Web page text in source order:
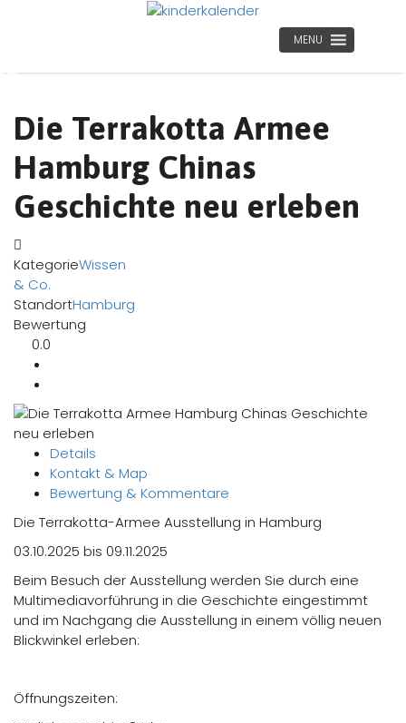
MENU
Die Terrakotta Armee
Hamburg Chinas
Geschichte neu erleben
KategorieWissen
& Co.
StandortHamburg
Bewertung
0.0
Details
Kontakt & Map
Bewertung & Kommentare
Die Terrakotta-Armee Ausstellung in Hamburg
03.10.2025 bis 09.11.2025
Beim Besuch der Ausstellung werden Sie durch eine
Multimediavorführung in die Geschichte eingestimmt
und im Nachgang die Ausstellung in einem völlig neuen
Blickwinkel erleben:
Öffnungszeiten: